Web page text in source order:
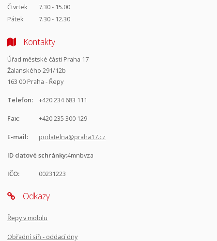
Čtvrtek
7.30 - 15.00
Pátek
7.30 - 12.30
Kontakty
Úřad městské části Praha 17
Žalanského 291/12b
163 00 Praha - Řepy
Telefon: +420 234 683 111
Fax: +420 235 300 129
E-mail: podatelna@praha17.cz
ID datové schránky:4mnbvza
IČO: 00231223
Odkazy
Řepy v mobilu
Obřadní síň - oddací dny